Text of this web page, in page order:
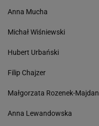
Anna Mucha
Michał Wiśniewski
Hubert Urbański
Filip Chajzer
Małgorzata Rozenek-Majdan
Anna Lewandowska